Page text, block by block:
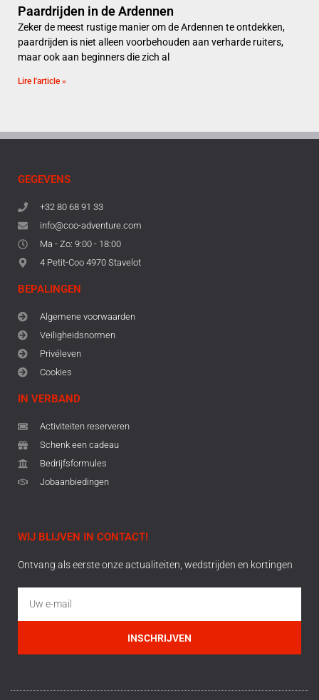
Paardrijden in de Ardennen
Zeker de meest rustige manier om de Ardennen te ontdekken,
paardrijden is niet alleen voorbehouden aan verharde ruiters,
maar ook aan beginners die zich al
Lire l'article »
GEGEVENS
+32 80 68 91 33
info@coo-adventure.com
Ma - Zo: 9:00 - 18:00
4 Petit-Coo 4970 Stavelot
BEPALINGEN
Algemene voorwaarden
Veiligheidsnormen
Privéleven
Cookies
IN VERBAND
Activiteiten reserveren
Schenk een cadeau
Bedrijfsformules
Jobaanbiedingen
WIJ BLIJVEN IN CONTACT!
Ontvang als eerste onze actualiteiten, wedstrijden en kortingen
INSCHRIJVEN